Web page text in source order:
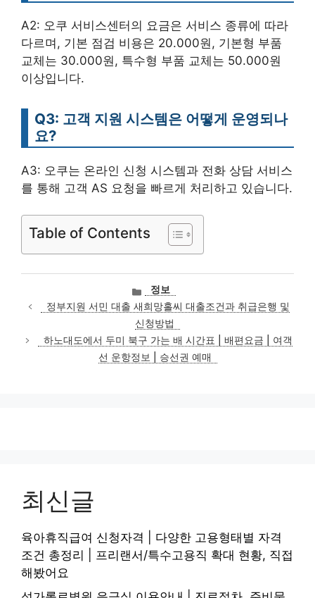
A2: 오쿠 서비스센터의 요금은 서비스 종류에 따라
다르며, 기본 점검 비용은 20.000원, 기본형 부품
교체는 30.000원, 특수형 부품 교체는 50.000원
이상입니다.
Q3: 고객 지원 시스템은 어떻게 운영되나
요?
A3: 오쿠는 온라인 신청 시스템과 전화 상담 서비스
를 통해 고객 AS 요청을 빠르게 처리하고 있습니다.
Table of Contents
카
테
고
리
정보
정부지원 서민 대출 새희망홀씨 대출조건과 취급은행 및
신청방법
하노대도에서 두미 북구 가는 배 시간표 | 배편요금 | 여객
선 운항정보 | 승선권 예매
최신글
육아휴직급여 신청자격 | 다양한 고용형태별 자격
조건 총정리 | 프리랜서/특수고용직 확대 현황, 직접
해봤어요